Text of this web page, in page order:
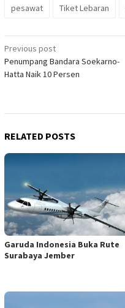
pesawat
Tiket Lebaran
Post
navigation
Previous post
Penumpang Bandara Soekarno-
Hatta Naik 10 Persen
RELATED POSTS
Garuda Indonesia Buka Rute
Surabaya Jember